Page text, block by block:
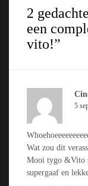
2
een
vito!”
5
Wat zou dit
Mooi tygo &Vito
supergaaf en